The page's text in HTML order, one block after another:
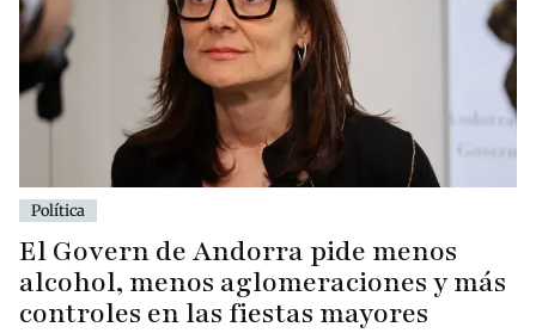
Política
El Govern de Andorra pide menos
alcohol, menos aglomeraciones y más
controles en las fiestas mayores